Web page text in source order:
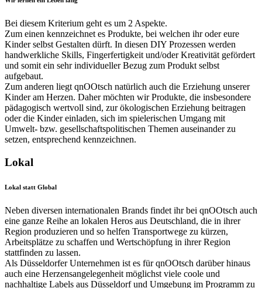
Bei diesem Kriterium geht es um 2 Aspekte.
Zum einen kennzeichnet es Produkte, bei welchen ihr oder eure
Kinder selbst Gestalten dürft. In diesen DIY Prozessen werden
handwerkliche Skills, Fingerfertigkeit und/oder Kreativität gefördert
und somit ein sehr individueller Bezug zum Produkt selbst
aufgebaut.
Zum anderen liegt qnOOtsch natürlich auch die Erziehung unserer
Kinder am Herzen. Daher möchten wir Produkte, die insbesondere
pädagogisch wertvoll sind, zur ökologischen Erziehung beitragen
oder die Kinder einladen, sich im spielerischen Umgang mit
Umwelt- bzw. gesellschaftspolitischen Themen auseinander zu
setzen, entsprechend kennzeichnen.
Lokal
Lokal statt Global
Neben diversen internationalen Brands findet ihr bei qnOOtsch auch
eine ganze Reihe an lokalen Heros aus Deutschland, die in ihrer
Region produzieren und so helfen Transportwege zu kürzen,
Arbeitsplätze zu schaffen und Wertschöpfung in ihrer Region
stattfinden zu lassen.
Als Düsseldorfer Unternehmen ist es für qnOOtsch darüber hinaus
auch eine Herzensangelegenheit möglichst viele coole und
nachhaltige Labels aus Düsseldorf und Umgebung im Programm zu